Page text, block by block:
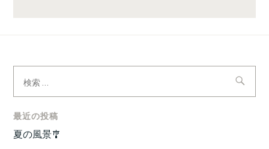
索:
最近の投稿
夏の風景🎐